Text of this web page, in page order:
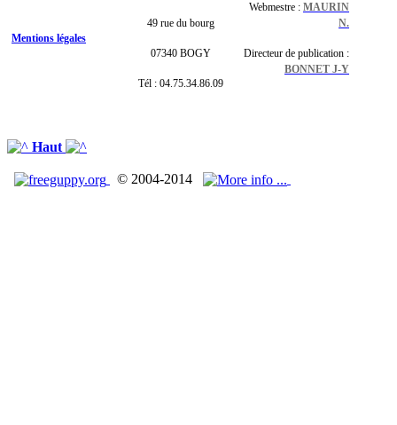
Mentions légales
49 rue du bourg
07340 BOGY
Tél : 04.75.34.86.09
Webmestre : MAURIN
N.
Directeur de publication :
BONNET J-Y
Haut
© 2004-2014